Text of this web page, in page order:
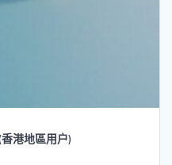
港地區用户)